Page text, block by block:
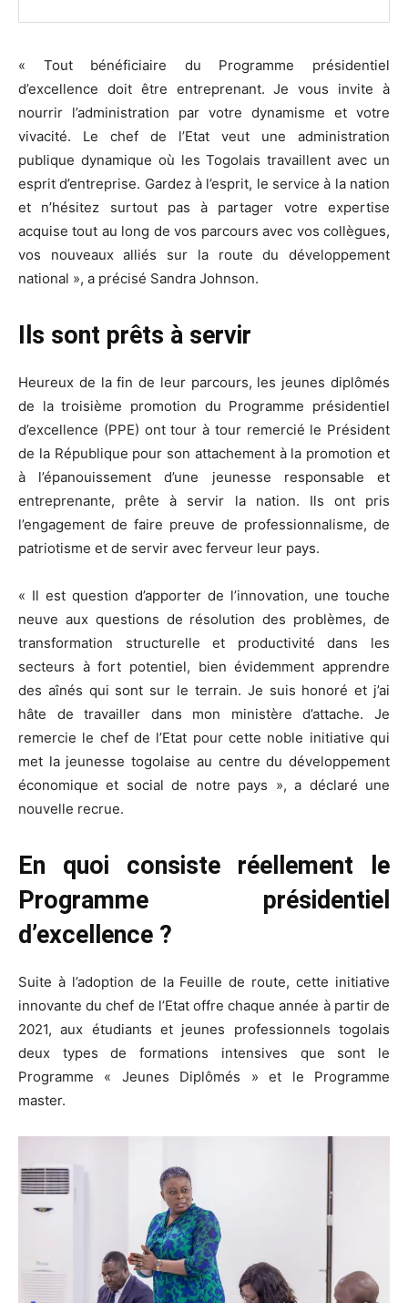
« Tout bénéficiaire du Programme présidentiel
d’excellence doit être entreprenant. Je vous invite à
nourrir l’administration par votre dynamisme et votre
vivacité. Le chef de l’Etat veut une administration
publique dynamique où les Togolais travaillent avec un
esprit d’entreprise. Gardez à l’esprit, le service à la nation
et n’hésitez surtout pas à partager votre expertise
acquise tout au long de vos parcours avec vos collègues,
vos nouveaux alliés sur la route du développement
national », a précisé Sandra Johnson.
Ils sont prêts à servir
Heureux de la fin de leur parcours, les jeunes diplômés
de la troisième promotion du Programme présidentiel
d’excellence (PPE) ont tour à tour remercié le Président
de la République pour son attachement à la promotion et
à l’épanouissement d’une jeunesse responsable et
entreprenante, prête à servir la nation. Ils ont pris
l’engagement de faire preuve de professionnalisme, de
patriotisme et de servir avec ferveur leur pays.
« Il est question d’apporter de l’innovation, une touche
neuve aux questions de résolution des problèmes, de
transformation structurelle et productivité dans les
secteurs à fort potentiel, bien évidemment apprendre
des aînés qui sont sur le terrain. Je suis honoré et j’ai
hâte de travailler dans mon ministère d’attache. Je
remercie le chef de l’Etat pour cette noble initiative qui
met la jeunesse togolaise au centre du développement
économique et social de notre pays », a déclaré une
nouvelle recrue.
En quoi consiste réellement le
Programme présidentiel
d’excellence ?
Suite à l’adoption de la Feuille de route, cette initiative
innovante du chef de l’Etat offre chaque année à partir de
2021, aux étudiants et jeunes professionnels togolais
deux types de formations intensives que sont le
Programme « Jeunes Diplômés » et le Programme
master.